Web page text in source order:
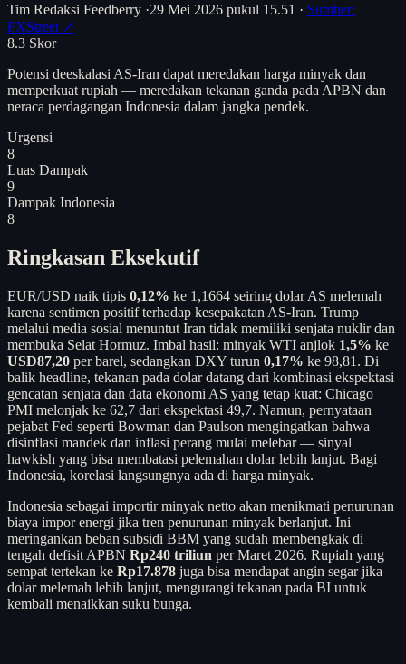
Tim Redaksi Feedberry ·29 Mei 2026 pukul 15.51 · Sumber:
FXStreet ↗
8.3 Skor
Potensi deeskalasi AS-Iran dapat meredakan harga minyak dan
memperkuat rupiah — meredakan tekanan ganda pada APBN dan
neraca perdagangan Indonesia dalam jangka pendek.
Urgensi
8
Luas Dampak
9
Dampak Indonesia
8
Ringkasan Eksekutif
EUR/USD naik tipis 0,12% ke 1,1664 seiring dolar AS melemah
karena sentimen positif terhadap kesepakatan AS-Iran. Trump
melalui media sosial menuntut Iran tidak memiliki senjata nuklir dan
membuka Selat Hormuz. Imbal hasil: minyak WTI anjlok 1,5% ke
USD87,20 per barel, sedangkan DXY turun 0,17% ke 98,81. Di
balik headline, tekanan pada dolar datang dari kombinasi ekspektasi
gencatan senjata dan data ekonomi AS yang tetap kuat: Chicago
PMI melonjak ke 62,7 dari ekspektasi 49,7. Namun, pernyataan
pejabat Fed seperti Bowman dan Paulson mengingatkan bahwa
disinflasi mandek dan inflasi perang mulai melebar — sinyal
hawkish yang bisa membatasi pelemahan dolar lebih lanjut. Bagi
Indonesia, korelasi langsungnya ada di harga minyak.
Indonesia sebagai importir minyak netto akan menikmati penurunan
biaya impor energi jika tren penurunan minyak berlanjut. Ini
meringankan beban subsidi BBM yang sudah membengkak di
tengah defisit APBN Rp240 triliun per Maret 2026. Rupiah yang
sempat tertekan ke Rp17.878 juga bisa mendapat angin segar jika
dolar melemah lebih lanjut, mengurangi tekanan pada BI untuk
kembali menaikkan suku bunga.